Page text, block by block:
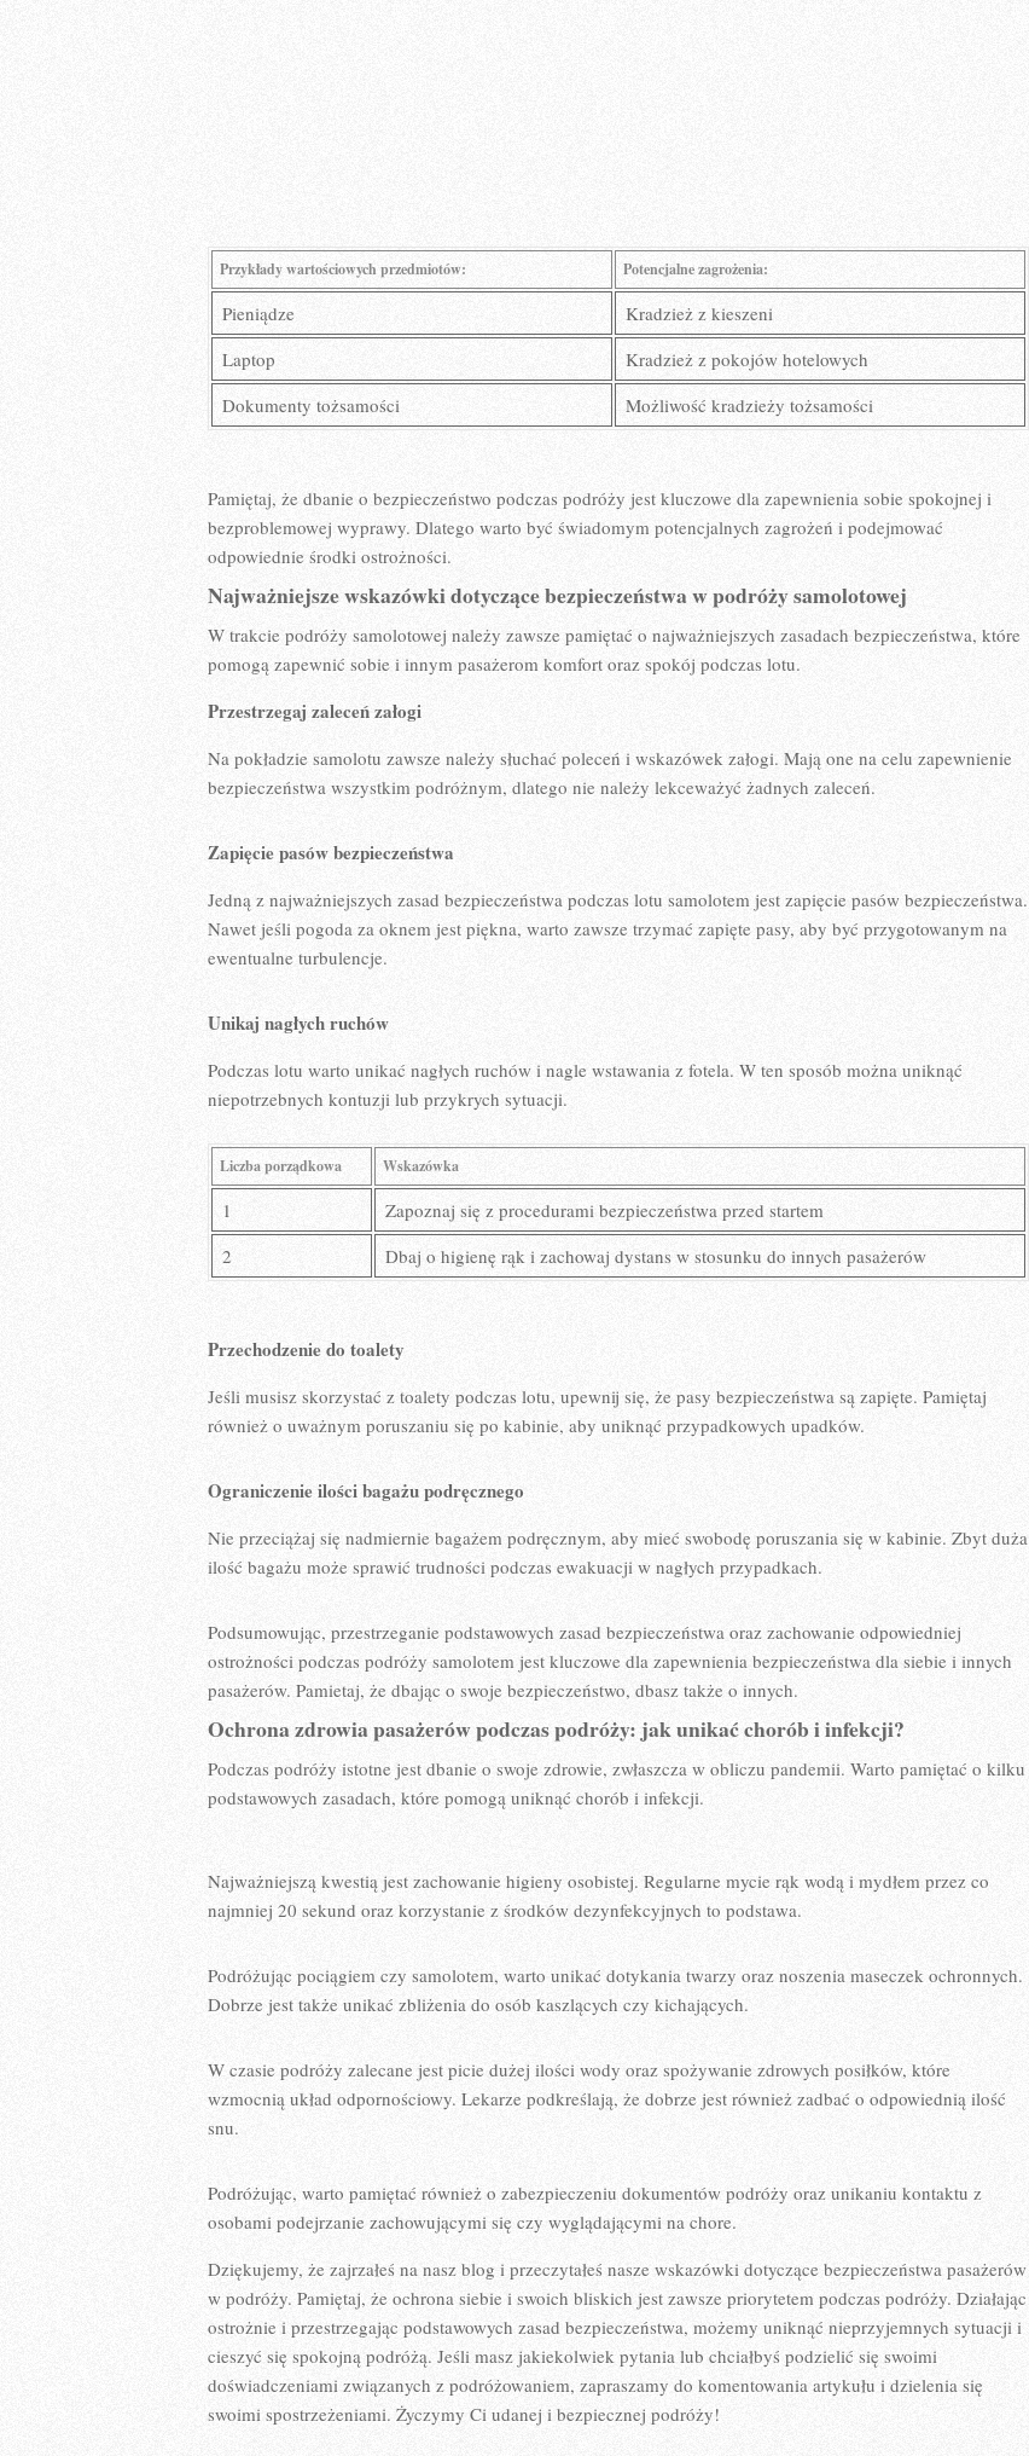
Przykłady wartościowych⁣ przedmiotów: Potencjalne ‌zagrożenia:
Pieniądze
Kradzież z kieszeni
Laptop
Kradzież z pokojów hotelowych
Dokumenty‌ tożsamości
Możliwość kradzieży tożsamości
Pamiętaj, że dbanie o bezpieczeństwo podczas⁤ podróży ⁣jest kluczowe dla zapewnienia sobie spokojnej i
bezproblemowej wyprawy.⁢ Dlatego warto⁤ być świadomym potencjalnych zagrożeń i podejmować
odpowiednie ‍środki ostrożności.
Najważniejsze wskazówki dotyczące bezpieczeństwa w‍ podróży ‌samolotowej
W ⁣trakcie⁢ podróży samolotowej należy zawsze ‌pamiętać o​ najważniejszych zasadach bezpieczeństwa, które
pomogą ⁤zapewnić sobie i innym pasażerom ‌komfort oraz ​spokój ​podczas lotu.
Przestrzegaj‌ zaleceń załogi
Na‍ pokładzie ​samolotu zawsze należy ‌słuchać ‌poleceń i wskazówek załogi. Mają one na celu zapewnienie⁤
bezpieczeństwa wszystkim ⁤podróżnym, dlatego nie należy lekceważyć żadnych zaleceń.
Zapięcie pasów bezpieczeństwa
Jedną z najważniejszych zasad‌ bezpieczeństwa podczas ⁢lotu samolotem ‌jest zapięcie pasów⁤ bezpieczeństwa.
Nawet jeśli pogoda⁢ za ‌oknem jest piękna, warto zawsze trzymać zapięte pasy, aby być przygotowanym na
ewentualne turbulencje.
Unikaj nagłych ⁢ruchów
Podczas lotu ‌warto unikać nagłych ruchów i nagle ‍wstawania z fotela. W ten sposób można ‍uniknąć
niepotrzebnych⁤ kontuzji lub⁣ przykrych sytuacji.
Liczba porządkowa Wskazówka
1
Zapoznaj ⁣się z ⁢procedurami bezpieczeństwa przed startem
2
Dbaj o higienę rąk‍ i zachowaj ⁤dystans w stosunku do‌ innych pasażerów
Przechodzenie​ do toalety
Jeśli​ musisz skorzystać z toalety podczas lotu, upewnij się, ​że ⁢pasy‍ bezpieczeństwa⁢ są⁣ zapięte. Pamiętaj
również ⁣o⁢ uważnym ​poruszaniu się po kabinie, aby ⁢uniknąć przypadkowych upadków.
Ograniczenie ‍ilości bagażu podręcznego
Nie przeciążaj się⁣ nadmiernie bagażem⁤ podręcznym, ‌aby mieć swobodę⁢ poruszania się w‌ kabinie.⁤ Zbyt duża
ilość bagażu ⁤może sprawić trudności podczas ewakuacji w nagłych przypadkach.
Podsumowując,‍ przestrzeganie podstawowych zasad bezpieczeństwa oraz zachowanie odpowiedniej
ostrożności ⁣podczas podróży ‍samolotem jest ‍kluczowe dla ⁤zapewnienia bezpieczeństwa dla siebie i ⁣innych⁤
pasażerów. Pamietaj, że dbając​ o swoje ‍bezpieczeństwo,⁢ dbasz ‌także o innych.
Ochrona zdrowia pasażerów podczas⁤ podróży: jak ​unikać chorób i infekcji?
Podczas podróży ⁢istotne jest dbanie o⁣ swoje ‍zdrowie, zwłaszcza w obliczu⁣ pandemii. Warto pamiętać o kilku
⁤podstawowych zasadach, które pomogą uniknąć chorób i infekcji.
Najważniejszą kwestią jest zachowanie higieny osobistej. Regularne mycie ‍rąk​ wodą i ⁣mydłem przez co​
najmniej 20 ⁣sekund⁣ oraz korzystanie z środków dezynfekcyjnych ‍to podstawa.
Podróżując‌ pociągiem czy samolotem, warto unikać​ dotykania‍ twarzy oraz noszenia maseczek ‍ochronnych.
Dobrze⁤ jest⁢ także unikać zbliżenia do osób kaszlących⁣ czy kichających.
W czasie ⁤podróży zalecane jest​ picie dużej​ ilości wody oraz spożywanie zdrowych‍ posiłków, ⁤które
wzmocnią układ odpornościowy. Lekarze podkreślają, że dobrze jest również zadbać o odpowiednią ilość
snu.
Podróżując, warto ‌pamiętać również o zabezpieczeniu dokumentów ​podróży oraz unikaniu kontaktu‍ z
osobami⁤ podejrzanie zachowującymi się czy wyglądającymi na chore.
Dziękujemy, ⁢że zajrzałeś na nasz blog i przeczytałeś ⁣nasze wskazówki‍ dotyczące bezpieczeństwa pasażerów‍
w podróży. Pamiętaj,⁢ że ochrona siebie i ⁢swoich bliskich jest⁢ zawsze priorytetem podczas podróży. Działając
ostrożnie i ⁢przestrzegając ⁢podstawowych zasad bezpieczeństwa, możemy ‌uniknąć nieprzyjemnych sytuacji⁤ i
cieszyć się spokojną podróżą. Jeśli‍ masz jakiekolwiek pytania lub chciałbyś ‌podzielić się⁤ swoimi
doświadczeniami związanych z podróżowaniem,‍ zapraszamy ‌do komentowania‌ artykułu⁣ i ⁣dzielenia się
swoimi spostrzeżeniami. Życzymy Ci‍ udanej i⁣ bezpiecznej podróży!